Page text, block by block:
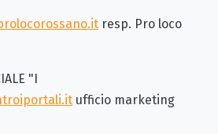
resp. Pro loco
"I
ufficio marketing